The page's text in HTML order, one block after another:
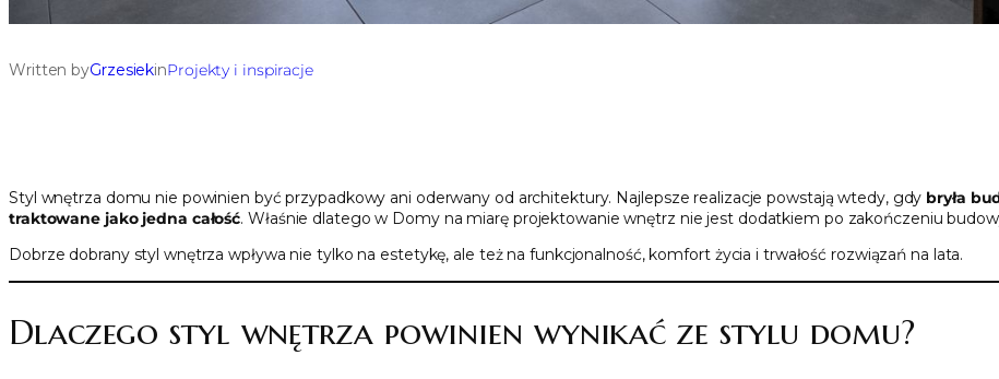
Written byGrzesiekinProjekty i inspiracje
Styl wnętrza domu nie powinien być przypadkowy ani oderwany od architektury. Najlepsze realizacje powstają wtedy, gdy bryła
traktowane jako jedna całość. Właśnie dlatego w Domy na miarę projektowanie wnętrz nie jest dodatkiem po zakończeniu
Dobrze dobrany styl wnętrza wpływa nie tylko na estetykę, ale też na funkcjonalność, komfort życia i trwałość rozwiązań na lata.
Dlaczego styl wnętrza powinien wynikać ze stylu domu?